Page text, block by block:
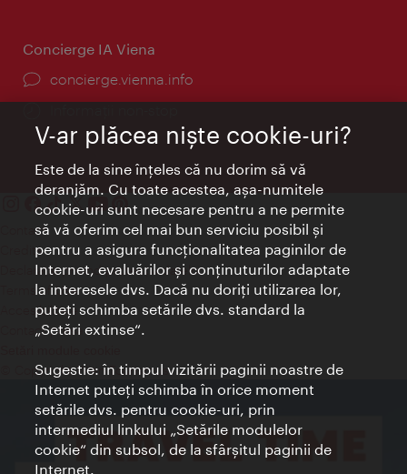
Concierge IA Viena
concierge.vienna.info
Contact
Credits
Declaraţie privind protecţia datelor
Terms of Use
Accesibilitate
Contact presa
© Copyright Wien Tourismus
V-ar plăcea nişte cookie-uri?
Este de la sine înţeles că nu dorim să vă
deranjăm. Cu toate acestea, aşa-numitele
cookie-uri sunt necesare pentru a ne permite
să vă oferim cel mai bun serviciu posibil şi
pentru a asigura funcţionalitatea paginilor de
Internet, evaluărilor şi conţinuturilor adaptate
la interesele dvs. Dacă nu doriţi utilizarea lor,
puteţi schimba setările dvs. standard la
„Setări extinse“.
Sugestie: în timpul vizitării paginii noastre de
Internet puteţi schimba în orice moment
setările dvs. pentru cookie-uri, prin
intermediul linkului „Setările modulelor
cookie“ din subsol, de la sfârşitul paginii de
Internet.